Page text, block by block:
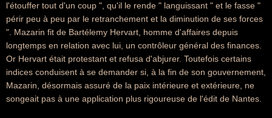
l'étouffer tout d'un coup ", qu'il le rende " languissant " et le fasse "
périr peu à peu par le retranchement et la diminution de ses forces
". Mazarin fit de Bartélemy Hervart, homme d'affaires depuis
longtemps en relation avec lui, un contrôleur général des finances.
Or Hervart était protestant et refusa d'abjurer. Toutefois certains
indices conduisent à se demander si, à la fin de son gouvernement,
Mazarin, désormais assuré de la paix intérieure et extérieure, ne
songeait pas à une application plus rigoureuse de l'édit de Nantes.